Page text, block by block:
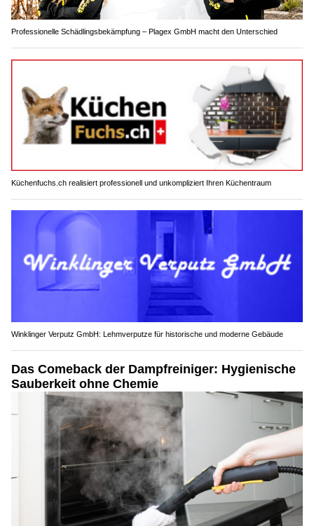
Professionelle Schädlingsbekämpfung – Plagex GmbH macht den Unterschied
Küchenfuchs.ch realisiert professionell und unkompliziert Ihren Küchentraum
Winklinger Verputz GmbH: Lehmverputze für historische und moderne Gebäude
Das Comeback der Dampfreiniger: Hygienische
Sauberkeit ohne Chemie